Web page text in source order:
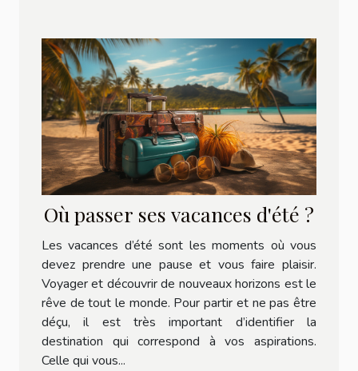
Où passer ses vacances d'été ?
Les vacances d’été sont les moments où vous
devez prendre une pause et vous faire plaisir.
Voyager et découvrir de nouveaux horizons est le
rêve de tout le monde. Pour partir et ne pas être
déçu, il est très important d’identifier la
destination qui correspond à vos aspirations.
Celle qui vous...